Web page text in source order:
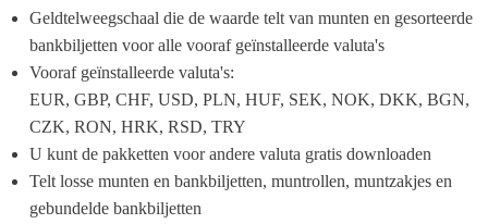
Geldtelweegschaal die de waarde telt van munten en gesorteerde
bankbiljetten voor alle vooraf geïnstalleerde valuta's
Vooraf geïnstalleerde valuta's:
EUR, GBP, CHF, USD, PLN, HUF, SEK, NOK, DKK, BGN,
CZK, RON, HRK, RSD, TRY
U kunt de pakketten voor andere valuta gratis downloaden
Telt losse munten en bankbiljetten, muntrollen, muntzakjes en
gebundelde bankbiljetten